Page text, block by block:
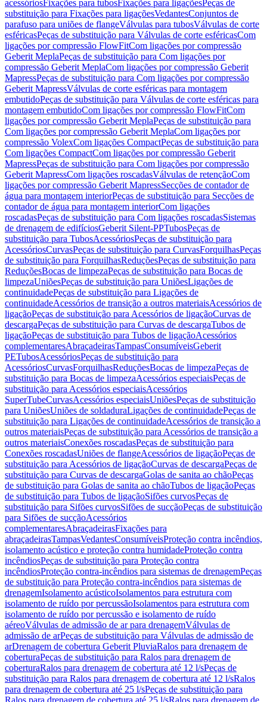
acessóriosFixações para tubosFixações para ligaçõesPeças de
substituição para Fixações para ligaçõesVedantesConjuntos de
parafuso para uniões de flangeVálvulas para tubosVálvulas de corte
esféricasPeças de substituição para Válvulas de corte esféricasCom
ligações por compressão FlowFitCom ligações por compressão
Geberit MeplaPeças de substituição para Com ligações por
compressão Geberit MeplaCom ligações por compressão Geberit
MapressPeças de substituição para Com ligações por compressão
Geberit MapressVálvulas de corte esféricas para montagem
embutidoPeças de substituição para Válvulas de corte esféricas para
montagem embutidoCom ligações por compressão FlowFitCom
ligações por compressão Geberit MeplaPeças de substituição para
Com ligações por compressão Geberit MeplaCom ligações por
compressão VolexCom ligações CompactPeças de substituição para
Com ligações CompactCom ligações por compressão Geberit
MapressPeças de substituição para Com ligações por compressão
Geberit MapressCom ligações roscadasVálvulas de retençãoCom
ligações por compressão Geberit MapressSecções de contador de
água para montagem interiorPeças de substituição para Secções de
contador de água para montagem interiorCom ligações
roscadasPeças de substituição para Com ligações roscadasSistemas
de drenagem de edifíciosGeberit Silent-PPTubosPeças de
substituição para TubosAcessóriosPeças de substituição para
AcessóriosCurvasPeças de substituição para CurvasForquilhasPeças
de substituição para ForquilhasReduçõesPeças de substituição para
ReduçõesBocas de limpezaPeças de substituição para Bocas de
limpezaUniõesPeças de substituição para UniõesLigações de
continuidadePeças de substituição para Ligações de
continuidadeAcessórios de transição a outros materiaisAcessórios de
ligaçãoPeças de substituição para Acessórios de ligaçãoCurvas de
descargaPeças de substituição para Curvas de descargaTubos de
ligaçãoPeças de substituição para Tubos de ligaçãoAcessórios
complementaresAbraçadeirasTampasConsumíveisGeberit
PETubosAcessóriosPeças de substituição para
AcessóriosCurvasForquilhasReduçõesBocas de limpezaPeças de
substituição para Bocas de limpezaAcessórios especiaisPeças de
substituição para Acessórios especiaisAcessórios
SuperTubeCurvasAcessórios especiaisUniõesPeças de substituição
para UniõesUniões de soldaduraLigações de continuidadePeças de
substituição para Ligações de continuidadeAcessórios de transição a
outros materiaisPeças de substituição para Acessórios de transição a
outros materiaisConexões roscadasPeças de substituição para
Conexões roscadasUniões de flangeAcessórios de ligaçãoPeças de
substituição para Acessórios de ligaçãoCurvas de descargaPeças de
substituição para Curvas de descargaGolas de sanita ao chãoPeças
de substituição para Golas de sanita ao chãoTubos de ligaçãoPeças
de substituição para Tubos de ligaçãoSifões curvosPeças de
substituição para Sifões curvosSifões de sucçãoPeças de substituição
para Sifões de sucçãoAcessórios
complementaresAbraçadeirasFixações para
abraçadeirasTampasVedantesConsumíveisProteção contra incêndios,
isolamento acústico e proteção contra humidadeProteção contra
incêndiosPeças de substituição para Proteção contra
incêndiosProteção contra-incêndios para sistemas de drenagemPeças
de substituição para Proteção contra-incêndios para sistemas de
drenagemIsolamento acústicoIsolamentos para estrutura com
isolamento de ruído por percussãoIsolamentos para estrutura com
isolamento de ruído por percussão e isolamento de ruído
aéreoVálvulas de admissão de ar para drenagemVálvulas de
admissão de arPeças de substituição para Válvulas de admissão de
arDrenagem de cobertura Geberit PluviaRalos para drenagem de
coberturaPeças de substituição para Ralos para drenagem de
coberturaRalos para drenagem de cobertura até 12 l/sPeças de
substituição para Ralos para drenagem de cobertura até 12 l/sRalos
para drenagem de cobertura até 25 l/sPeças de substituição para
Ralos para drenagem de cobertura até 25 l/sRalos para drenagem de